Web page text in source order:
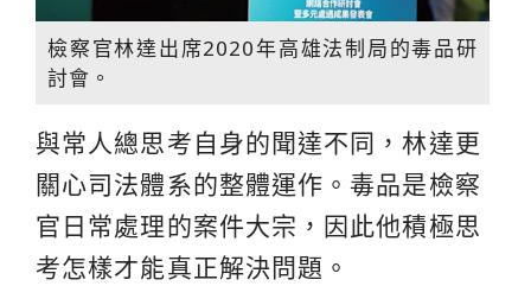
檢察官林達出席2020年高雄法制局的毒品研
討會。
與常人總思考自身的聞達不同，林達更
關心司法體系的整體運作。毒品是檢察
官日常處理的案件大宗，因此他積極思
考怎樣才能真正解決問題。